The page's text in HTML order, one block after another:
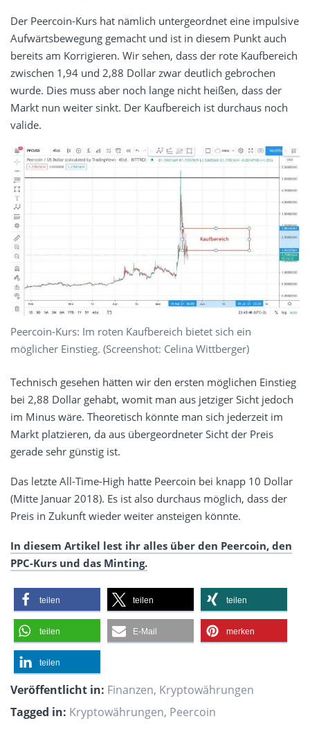
Der Peercoin-Kurs hat nämlich untergeordnet eine impulsive
Aufwärtsbewegung gemacht und ist in diesem Punkt auch
bereits am Korrigieren. Wir sehen, dass der rote Kaufbereich
zwischen 1,94 und 2,88 Dollar zwar deutlich gebrochen
wurde. Dies muss aber noch lange nicht heißen, dass der
Markt nun weiter sinkt. Der Kaufbereich ist durchaus noch
valide.
Peercoin-Kurs: Im roten Kaufbereich bietet sich ein
möglicher Einstieg. (Screenshot: Celina Wittberger)
Technisch gesehen hätten wir den ersten möglichen Einstieg
bei 2,88 Dollar gehabt, womit man aus jetziger Sicht jedoch
im Minus wäre. Theoretisch könnte man sich jederzeit im
Markt platzieren, da aus übergeordneter Sicht der Preis
gerade sehr günstig ist.
Das letzte All-Time-High hatte Peercoin bei knapp 10 Dollar
(Mitte Januar 2018). Es ist also durchaus möglich, dass der
Preis in Zukunft wieder weiter ansteigen könnte.
In diesem Artikel lest ihr alles über den Peercoin, den
PPC-Kurs und das Minting.
teilen teilen teilen
teilen E-Mail merken
teilen
Veröffentlicht in: Finanzen, Kryptowährungen
Tagged in: Kryptowährungen, Peercoin